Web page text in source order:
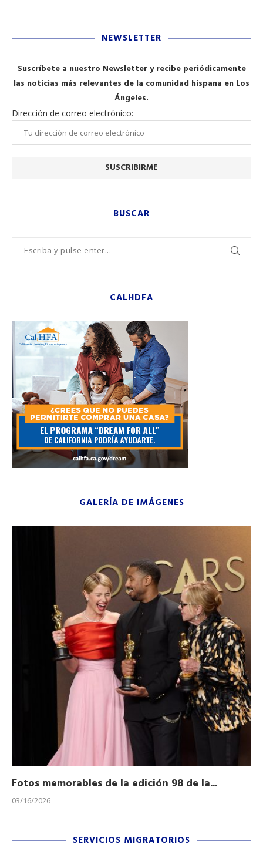
NEWSLETTER
Suscríbete a nuestro Newsletter y recibe periódicamente
las noticias más relevantes de la comunidad hispana en Los
Ángeles.
Dirección de correo electrónico:
BUSCAR
CALHDFA
GALERÍA DE IMÁGENES
Fotos memorables de la edición 98 de la...
03/16/2026
SERVICIOS MIGRATORIOS